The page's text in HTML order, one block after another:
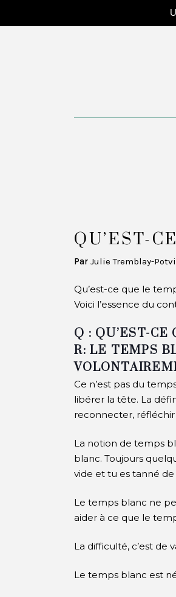
QU’EST-
Par Julie Tremblay-
Qu’est-ce que le
Voici l’essence du
Q : QU’EST-
R: LE TEMPS
Ce n’est pas du
libérer la tête. La
reconnecter,
La notion de temps
blanc. Toujours
vide et tu es tanné
Le temps blanc ne
aider à ce que le
La difficulté, c’est de
Le temps blanc est